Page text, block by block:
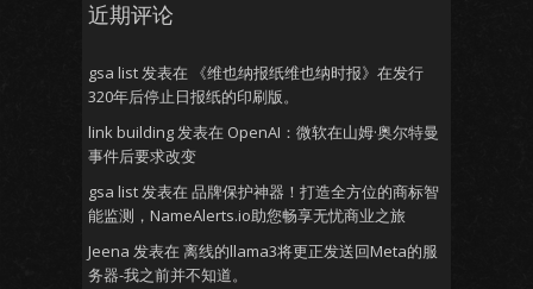
近期评论
gsa list发表在
《维也纳报纸维也纳时报》在发行
320年后停止日报纸的印刷版。
link building发表在 OpenAI：微软在山姆·奥尔特曼
事件后要求改变
gsa list发表在 品牌保护神器！打造全方位的商标智
能监测，NameAlerts.io助您畅享无忧商业之旅
Jeena 发表在 离线的llama3将更正发送回Meta的服
务器-我之前并不知道。